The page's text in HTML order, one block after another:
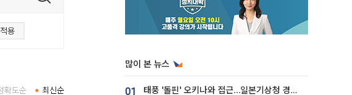
적용
최신순
확도순
많이 본 뉴스
01 태풍 '돌핀' 오키나와 접근…일본기상청 경로 업데이트